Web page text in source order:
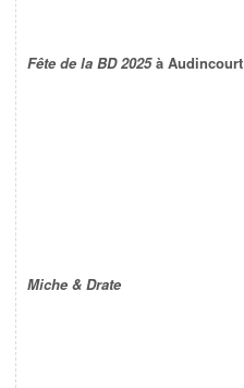
Fête de la BD 2025à Audincourt
Miche & Drate